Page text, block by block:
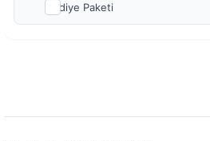
Hediye Paketi